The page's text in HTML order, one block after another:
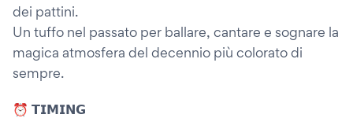
dei pattini.
Un tuffo nel passato per ballare, cantare e sognare la
magica atmosfera del decennio più colorato di
sempre.
⏰ 𝗧𝗜𝗠𝗜𝗡𝗚